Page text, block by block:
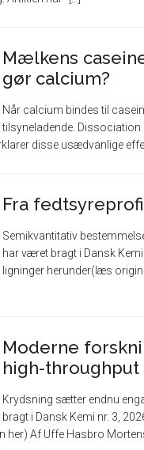
Mælkens
gør calcium?
Når calcium bindes til
tilsyneladende.
disse usædvanlige
Fra
Semikvantitativ
har været bragt i Dansk
ligninger herunder(læs
Moderne
high-throughput
Krydsning sætter endnu
bragt i Dansk Kemi nr. 3,
her) Af Uffe Hasbro